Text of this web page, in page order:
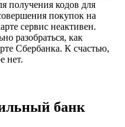
получения кодов для
покупок на
сервис неактивен.
разобраться, как
Сбербанка. К счастью,
нет.
банк